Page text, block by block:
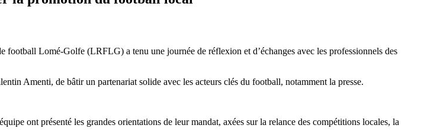
Lomé-Golfe (LRFLG) a tenu une journée de réflexion et d’échanges avec les professionnels des
Amenti, de bâtir un partenariat solide avec les acteurs clés du football, notamment la presse.
ont présenté les grandes orientations de leur mandat, axées sur la relance des compétitions locales, la